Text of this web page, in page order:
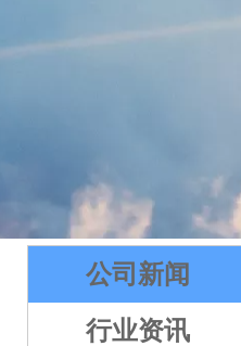
公司新闻
行业资讯